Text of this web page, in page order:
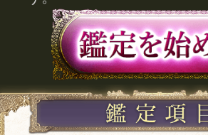
あの人が恋に抱いている願望と欲
今、あの人があなたに抱く想いと
今後望む関係